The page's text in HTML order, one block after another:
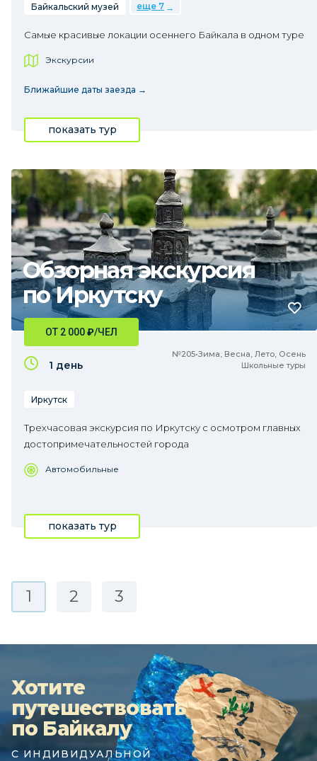
Байкальский музей
еще 7
Самые красивые локации осеннего Байкала в одном туре
Экскурсии
Ближайшие даты заезда →
показать тур
Обзорная экскурсия
по Иркутску
№205•Зима, Весна, Лето, Осень
Школьные туры
ОТ 2 000₽/ЧЕЛ
1 день
Иркутск
Трехчасовая экскурсия по Иркутску с осмотром главных
достопримечательностей города
Автомобильные
показать тур
1 2 3
Хотите
путешествовать
по Байкалу
С ИНДИВИДУАЛЬНОЙ